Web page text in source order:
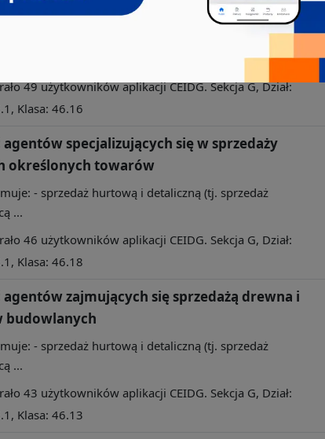
49 użytkowników aplikacji CEIDG. Sekcja G, Dział:
Klasa: 46.16
agentów specjalizujących się w sprzedaży
określonych towarów
- sprzedaż hurtową i detaliczną (tj. sprzedaż
...
46 użytkowników aplikacji CEIDG. Sekcja G, Dział:
Klasa: 46.18
agentów zajmujących się sprzedażą drewna i
budowlanych
- sprzedaż hurtową i detaliczną (tj. sprzedaż
...
43 użytkowników aplikacji CEIDG. Sekcja G, Dział:
Klasa: 46.13